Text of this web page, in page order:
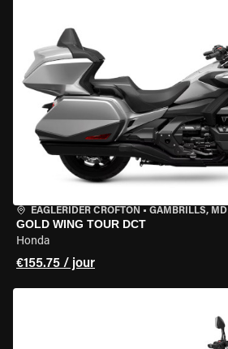
EAGLERIDER CROFTON • GAMBRILLS, MD
GOLD WING TOUR DCT
Honda
€155.75 / jour